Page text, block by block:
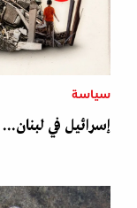
سياسة
إسرائيل في